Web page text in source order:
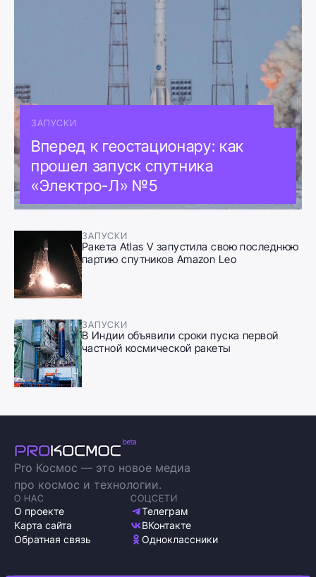
ЗАПУСКИ
Вперед к геостационару: как
прошел запуск спутника
«Электро-Л» №5
ЗАПУСКИ
Ракета Atlas V запустила свою последнюю
партию спутников Amazon Leo
ЗАПУСКИ
В Индии объявили сроки пуска первой
частной космической ракеты
Pro Космос — это новое медиа
про космос и технологии.
О НАС
О проекте
Карта сайта
Обратная связь
СОЦСЕТИ
Телеграм
ВКонтакте
Одноклассники